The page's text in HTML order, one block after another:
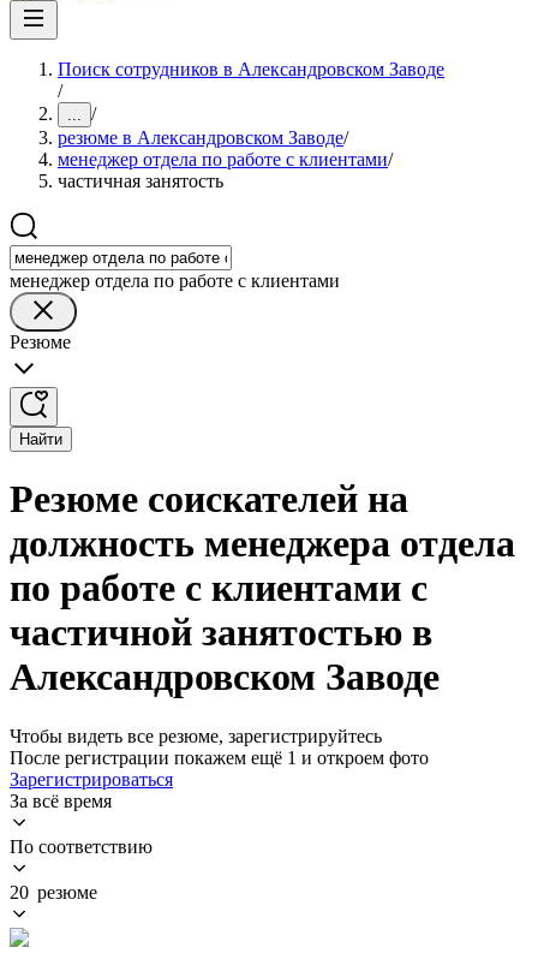
Поиск сотрудников в Александровском Заводе
/
... /
резюме в Александровском Заводе/
менеджер отдела по работе с клиентами/
частичная занятость
менеджер отдела по работе с клиентами
Резюме
Найти
Резюме соискателей на
должность менеджера отдела
по работе с клиентами с
частичной занятостью в
Александровском Заводе
Чтобы видеть все резюме, зарегистрируйтесь
После регистрации покажем ещё 1 и откроем фото
Зарегистрироваться
За всё время
По соответствию
20 резюме